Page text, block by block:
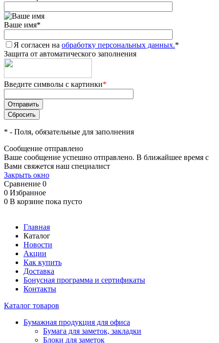
Ваше имя*
Я согласен на обработку персональных данных.*
Защита от автоматического заполнения
Введите символы с картинки*
* - Поля, обязательные для заполнения
Сообщение отправлено
Ваше сообщение успешно отправлено. В ближайшее время с
Вами свяжется наш специалист
Закрыть окно
Сравнение 0
0 Избранное
0 В корзине пока пусто
Главная
Каталог
Новости
Акции
Как купить
Доставка
Бонусная программа и сертификаты
Контакты
Каталог товаров
Бумажная продукция для офиса
Бумага для заметок, закладки
Блоки для заметок